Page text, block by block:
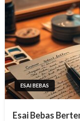
ESAI BEBAS
Esai Bebas